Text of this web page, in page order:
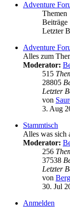
Adventure
Themen
Beiträge
Letzter
Adventure
Alles zum
Moderator:
515
28805
Letzter
von
3. Aug
Stammtisch
Alles was sich
Moderator:
256
37538
Letzter
von
30. Jul
Anmelden